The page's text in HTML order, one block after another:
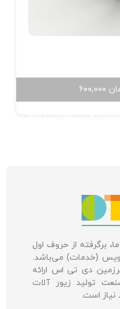
۶۰۰,۰۰۰
برگرفته از حروف اول
(خدمات) می‌باشد.
دی تی اس ارائه
تولید زیور آلات
است.